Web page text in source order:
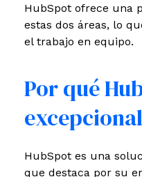
HubSpot ofrece una
estas dos áreas, lo
el trabajo en equipo.
Por qué
HubSpot es una
que destaca por su